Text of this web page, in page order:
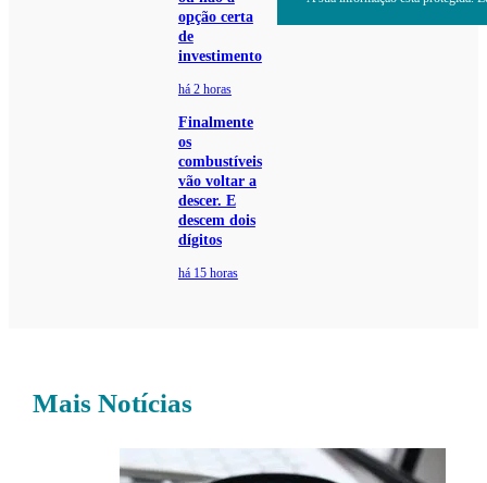
opção certa
de
investimento
há 2 horas
Finalmente
os
combustíveis
vão voltar a
descer. E
descem dois
dígitos
há 15 horas
Mais Notícias